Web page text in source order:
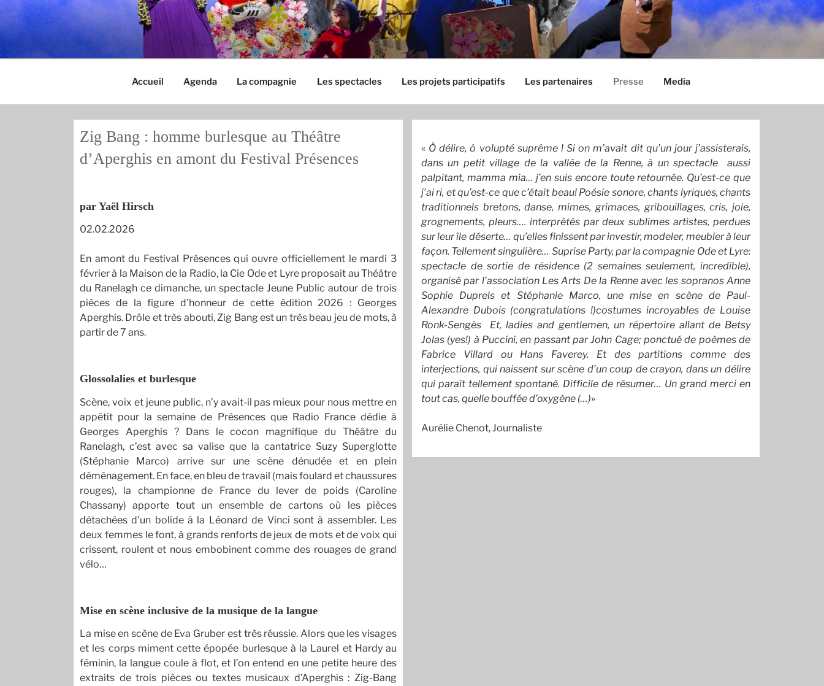
Aller
contenu
principal
ODE & LYRE
Accueil Agenda La compagnie Les spectacles Les projets participatifs Les partenaires Presse Media
Zig Bang : homme burlesque au Théâtre
d’Aperghis en amont du Festival Présences
par Yaël Hirsch
02.02.2026
En amont du Festival Présences qui ouvre officiellement le mardi 3
février à la Maison de la Radio, la Cie Ode et Lyre proposait au Théâtre
du Ranelagh ce dimanche, un spectacle Jeune Public autour de trois
pièces de la figure d’honneur de cette édition 2026 : Georges
Aperghis. Drôle et très abouti, Zig Bang est un très beau jeu de mots, à
partir de 7 ans.
Glossolalies et burlesque
Scène, voix et jeune public, n’y avait-il pas mieux pour nous mettre en
appétit pour la semaine de Présences que Radio France dédie à
Georges Aperghis ? Dans le cocon magnifique du Théâtre du
Ranelagh, c’est avec sa valise que la cantatrice Suzy Superglotte
(Stéphanie Marco) arrive sur une scène dénudée et en plein
déménagement. En face, en bleu de travail (mais foulard et chaussures
rouges), la championne de France du lever de poids (Caroline
Chassany) apporte tout un ensemble de cartons où les pièces
détachées d’un bolide à la Léonard de Vinci sont à assembler. Les
deux femmes le font, à grands renforts de jeux de mots et de voix qui
crissent, roulent et nous embobinent comme des rouages de grand
vélo…
Mise en scène inclusive de la musique de la langue
La mise en scène de Eva Gruber est très réussie. Alors que les visages
et les corps miment cette épopée burlesque à la Laurel et Hardy au
féminin, la langue coule à flot, et l’on entend en une petite heure des
extraits de trois pièces ou textes musicaux d’Aperghis : Zig-Bang
« Ô délire, ô volupté suprême ! Si on m’avait dit qu’un jour j’assisterais,
dans un petit village de la vallée de la Renne, à un spectacle aussi
palpitant, mamma mia… j’en suis encore toute retournée. Qu’est-ce que
j’ai ri, et qu’est-ce que c’était beau! Poésie sonore, chants lyriques, chants
traditionnels bretons, danse, mimes, grimaces, gribouillages, cris, joie,
grognements, pleurs…. interprétés par deux sublimes artistes, perdues
sur leur île déserte… qu’elles finissent par investir, modeler, meubler à leur
façon. Tellement singulière… Suprise Party, par la compagnie Ode et Lyre:
spectacle de sortie de résidence (2 semaines seulement, incredible),
organisé par l’association Les Arts De la Renne avec les sopranos Anne
Sophie Duprels et Stéphanie Marco, une mise en scène de Paul-
Alexandre Dubois (congratulations !)costumes incroyables de Louise
Ronk-Sengès Et, ladies and gentlemen, un répertoire allant de Betsy
Jolas (yes!) à Puccini, en passant par John Cage; ponctué de poèmes de
Fabrice Villard ou Hans Faverey. Et des partitions comme des
interjections, qui naissent sur scène d’un coup de crayon, dans un délire
qui paraît tellement spontané. Difficile de résumer… Un grand merci en
tout cas, quelle bouffée d’oxygène (…)»
Aurélie Chenot, Journaliste